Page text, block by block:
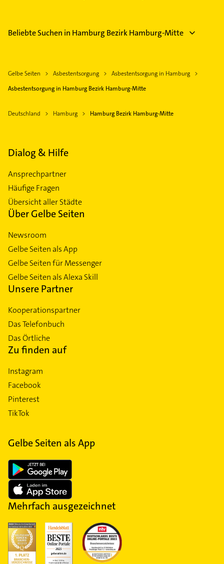
Beliebte Suchen in Hamburg Bezirk Hamburg-Mitte
Gelbe Seiten Asbestentsorgung
Asbestentsorgung in Hamburg
Asbestentsorgung in Hamburg Bezirk Hamburg-Mitte
Deutschland Hamburg Hamburg Bezirk Hamburg-Mitte
Dialog & Hilfe
Ansprechpartner
Häufige Fragen
Übersicht aller Städte
Über Gelbe Seiten
Newsroom
Gelbe Seiten als App
Gelbe Seiten für Messenger
Gelbe Seiten als Alexa Skill
Unsere Partner
Kooperationspartner
Das Telefonbuch
Das Örtliche
Zu finden auf
Instagram
Facebook
Pinterest
TikTok
Gelbe Seiten als App
Mehrfach ausgezeichnet